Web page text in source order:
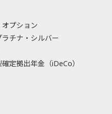
プション
ラチナ・シルバー
定拠出年金（iDeCo）